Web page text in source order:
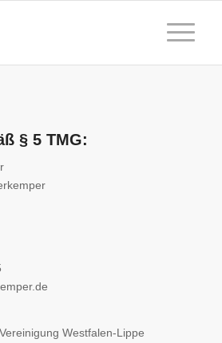
§ 5 TMG:
Westfalen-Lippe